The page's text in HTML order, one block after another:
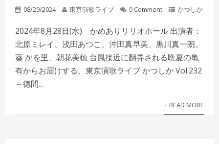
08/29/2024 東京演歌ライブ 0 Comment かつしか
2024年8月28日(水) かめありリリオホール 出演者：
北原ミレイ、浅田あつこ、沖田真早美、黒川真一朗、
葵 かを里、朝花美穂 台風接近に翻弄される晩夏の亀
有からお届けする、東京演歌ライブ かつしか Vol.232
～徳間...
+ READ MORE